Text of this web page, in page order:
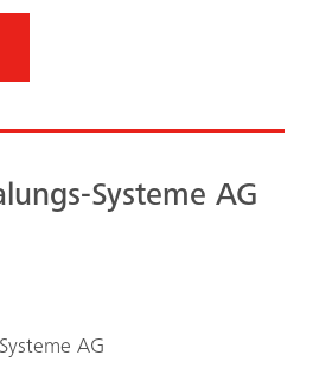
Systeme AG
AG